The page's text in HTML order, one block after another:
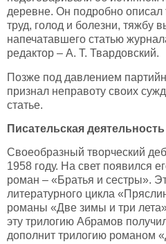
деревне. Он подробно описал
труд, голод и болезни, тяжбу
напечатавшего статью
редактор – А. Т. Твардовский.
Позже под давлением
признал неправоту своих
статье.
Писательская деятельность
Своеобразный творческий
1958 году. На свет появился
роман – «Братья и сестры».
литературного цикла
романы «Две зимы и три
эту трилогию Абрамов
дополнит трилогию романом